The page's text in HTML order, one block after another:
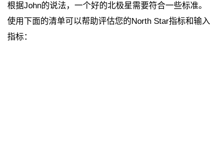
根据John的说法，一个好的北极星需要符合一些标准。
使用下面的清单可以帮助评估您的North Star指标和输入
指标：